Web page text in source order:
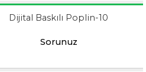
Dijital Baskılı Poplin-10
Sorunuz